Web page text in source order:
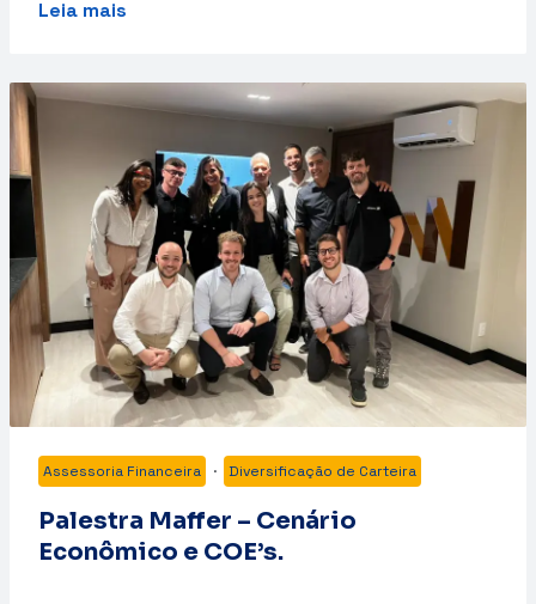
Leia mais
Assessoria Financeira · Diversificação de Carteira
Palestra Maffer – Cenário
Econômico e COE’s.